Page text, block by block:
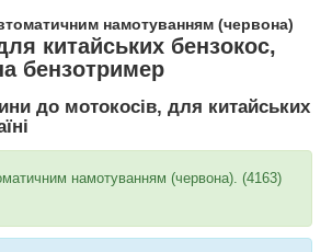
намотуванням (червона)
китайських бензокос,
бензотример
до мотокосів, для китайських
намотуванням (червона). (4163)